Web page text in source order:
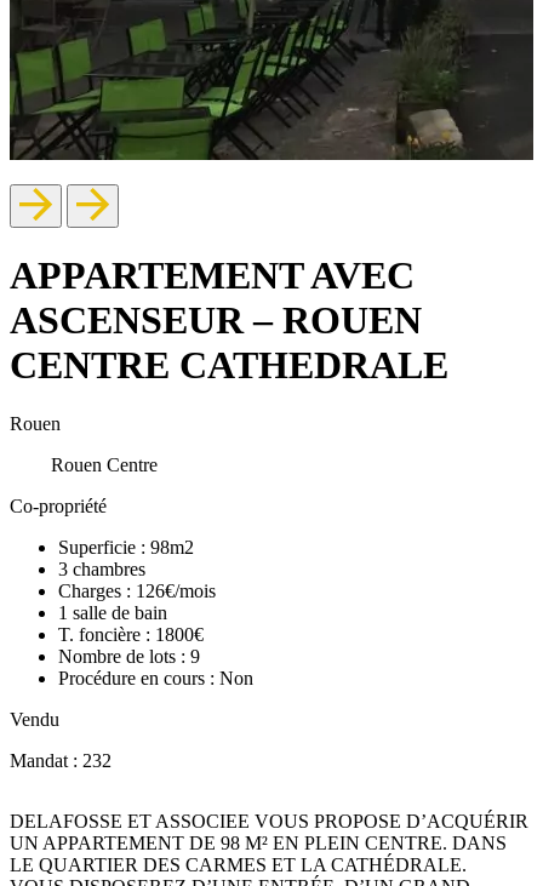
APPARTEMENT AVEC
ASCENSEUR – ROUEN
CENTRE CATHEDRALE
Rouen
Rouen Centre
Co-propriété
Superficie : 98m2
3 chambres
Charges : 126€/mois
1 salle de bain
T. foncière : 1800€
Nombre de lots : 9
Procédure en cours : Non
Vendu
Mandat : 232
DELAFOSSE ET ASSOCIEE VOUS PROPOSE D’ACQUÉRIR
UN APPARTEMENT DE 98 M² EN PLEIN CENTRE. DANS
LE QUARTIER DES CARMES ET LA CATHÉDRALE.